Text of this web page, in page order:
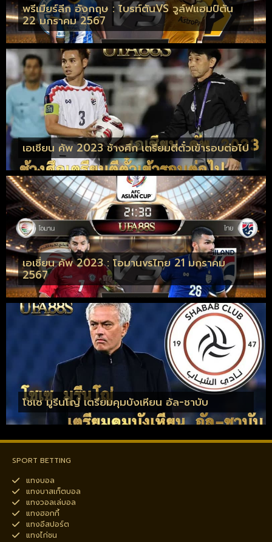
พรีเมียร์ลีก อังกฤษ : ไบรท์ตันVS วูล์ฟแฮมป์ตัน
22 มกราคม 2567
เอเชียน คัพ 2023 ช้างศึก เตรียมตีตั๋วเข้ารอบต่อไป
เอเชี่ยน คัพ 2023 : โอมานvsไทย 21 มกราคม
2567
โชเซ มูรีนโญ่ เตรียมคุมบังเหียน อัล-ชาบับ
SPORT BETTING
แทงบอล
แทงบาสเก็ตบอล
แทงวอลเล่บอล
แทงฮอกกี้
แทงอีสปอร์ต
แทงไก่ชน